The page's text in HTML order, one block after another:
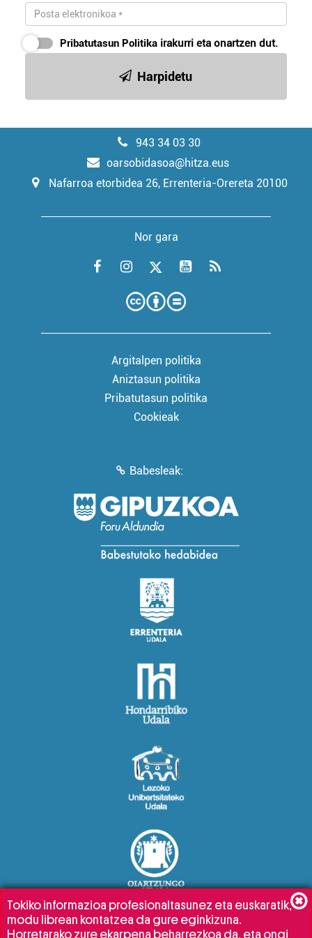
Pribatutasun Politika irakurri eta onartzen dut.
Harpidetu
943 34 03 30
oarsobidasoa@hitza.eus
Nafarroa etorbidea 26, Errenteria-Orereta 20100
Nor gara
Argitalpen politika
Aniztasun politika
Pribatutasun politika
Cookieak
Babesleak:
Tokiko informazioa profesionaltasunez eta euskaratik,
modu librean kontatzea da gure eginkizuna.
Horretarako zure ekarpena beharrezkoa da, eta ongi